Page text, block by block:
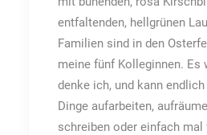
entfaltenden, hellgrünen
Familien sind in den
meine fünf Kolleginnen. Es
denke ich, und kann
Dinge aufarbeiten,
schreiben oder einfach mal